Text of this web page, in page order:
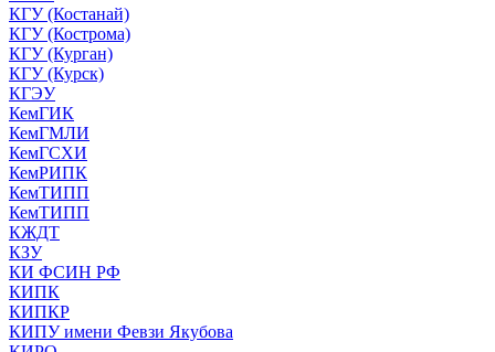
КГУ (Костанай)
КГУ (Кострома)
КГУ (Курган)
КГУ (Курск)
КГЭУ
КемГИК
КемГМЛИ
КемГСХИ
КемРИПК
КемТИПП
КемТИПП
КЖДТ
КЗУ
КИ ФСИН РФ
КИПК
КИПКР
КИПУ имени Февзи Якубова